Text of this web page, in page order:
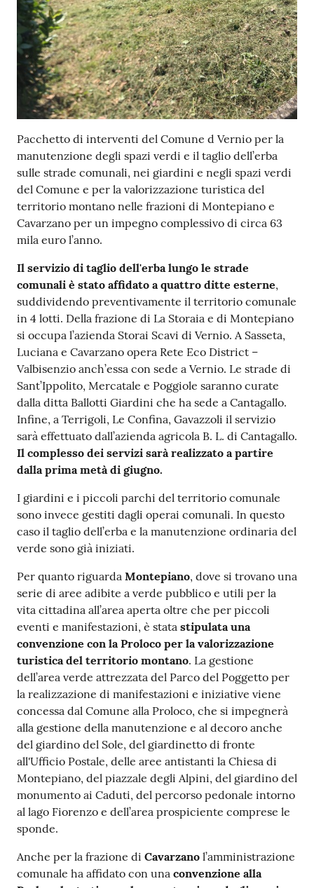
Contenuto
Pacchetto di interventi del Comune d Vernio per la
manutenzione degli spazi verdi e il taglio dell’erba
sulle strade comunali, nei giardini e negli spazi verdi
del Comune e per la valorizzazione turistica del
territorio montano nelle frazioni di Montepiano e
Cavarzano per un impegno complessivo di circa 63
mila euro l’anno.
Il servizio di taglio dell'erba lungo le strade
comunali è stato affidato a quattro ditte esterne,
suddividendo preventivamente il territorio comunale
in 4 lotti. Della frazione di La Storaia e di Montepiano
si occupa l’azienda Storai Scavi di Vernio. A Sasseta,
Luciana e Cavarzano opera Rete Eco District –
Valbisenzio anch’essa con sede a Vernio. Le strade di
Sant’Ippolito, Mercatale e Poggiole saranno curate
dalla ditta Ballotti Giardini che ha sede a Cantagallo.
Infine, a Terrigoli, Le Confina, Gavazzoli il servizio
sarà effettuato dall’azienda agricola B. L. di Cantagallo.
Il complesso dei servizi sarà realizzato a partire
dalla prima metà di giugno.
I giardini e i piccoli parchi del territorio comunale
sono invece gestiti dagli operai comunali. In questo
caso il taglio dell’erba e la manutenzione ordinaria del
verde sono già iniziati.
Per quanto riguarda Montepiano, dove si trovano una
serie di aree adibite a verde pubblico e utili per la
vita cittadina all’area aperta oltre che per piccoli
eventi e manifestazioni, è stata stipulata una
convenzione con la Proloco per la valorizzazione
turistica del territorio montano. La gestione
dell’area verde attrezzata del Parco del Poggetto per
la realizzazione di manifestazioni e iniziative viene
concessa dal Comune alla Proloco, che si impegnerà
alla gestione della manutenzione e al decoro anche
del giardino del Sole, del giardinetto di fronte
all'Ufficio Postale, delle aree antistanti la Chiesa di
Montepiano, del piazzale degli Alpini, del giardino del
monumento ai Caduti, del percorso pedonale intorno
al lago Fiorenzo e dell’area prospiciente comprese le
sponde.
Anche per la frazione di Cavarzano l’amministrazione
comunale ha affidato con una convenzione alla